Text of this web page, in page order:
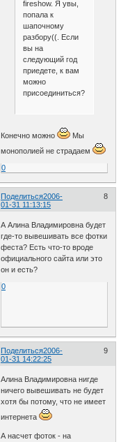
fireshow. Я увы,
попала к
шапочному
разбору((. Если
вы на
следующий год
приедете, к вам
можно
присоединиться?
Конечно можно
Мы
монополией не страдаем
0
Поделиться 8
2006-
01-31 11:13:15
А Алина Владимировна будет
где-то вывешивать все фотки
феста? Есть что-то вроде
официального сайта или это
он и есть?
0
Поделиться 9
2006-
01-31 14:22:25
Алина Владимировна нигде
ничего вывешивать не будет
хотя бы потому, что не имеет
интернета
А насчет фоток - на